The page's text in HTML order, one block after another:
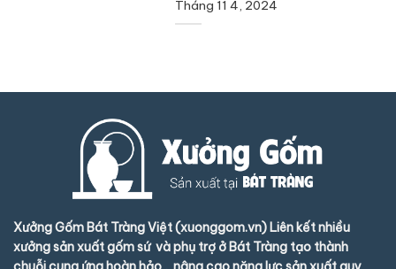
Tháng 11 4, 2024
Xưởng Gốm Bát Tràng Việt (xuonggom.vn) Liên kết nhiều
xưởng sản xuất gốm sứ và phụ trợ ở Bát Tràng tạo thành